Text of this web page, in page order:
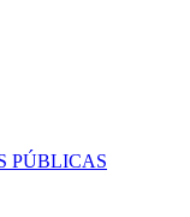
PÚBLICAS